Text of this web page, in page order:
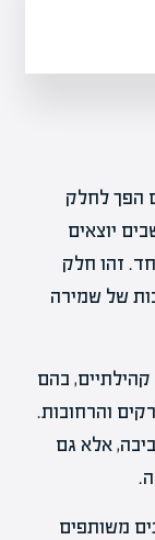
הפך לחלק
יוצאים
זהו חלק
של שמירה
קהילתיים, בהם
והרחובות.
אלא גם
משותפים